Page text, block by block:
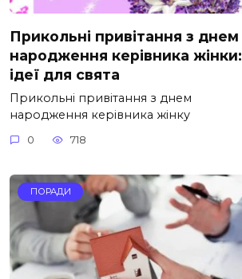
Прикольні привітання з днем
народження керівника жінки:
ідеї для свята
Прикольні привітання з днем
народження керівника жінку
0 718
ПОРАДИ